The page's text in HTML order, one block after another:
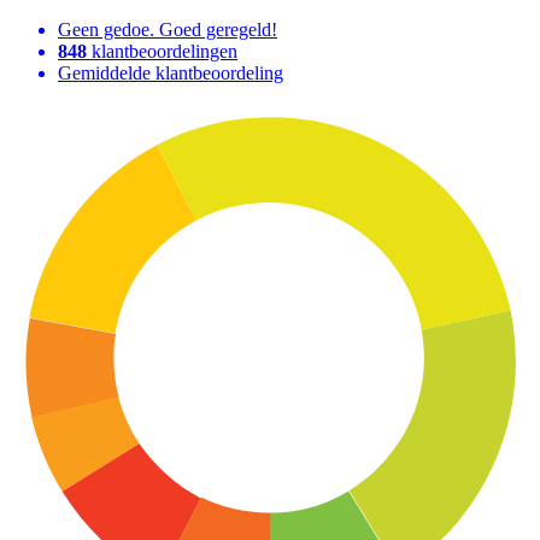
Geen gedoe. Goed geregeld!
848 klantbeoordelingen
Gemiddelde klantbeoordeling